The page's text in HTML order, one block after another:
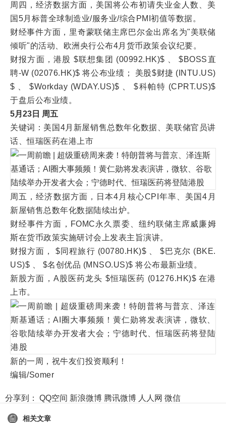
周四，经济数据方面，美国将公布初请失业金人数、美
国5月标普全球制造业/服务业/综合PMI初值等数据。
财经事件方面，里奇蒙联储主席巴尔金出席名为"美联储
倾听"的活动、欧洲央行公布4月货币政策会议纪要。
财报方面，港股 $联想集团 (00992.HK)$ 、 $BOSS直
聘-W (02076.HK)$ 将公布业绩； 美股$财捷 (INTU.US)
$ 、 $Workday (WDAY.US)$ 、 $科帕特 (CPRT.US)$
于盘后公布业绩。
5月23日 周五
关键词：美国4月新屋销售总数年化数据、美联储官员讲
话、恒瑞医药在港上市
周五，经济数据方面，日本4月核心CPI年率、美国4月
新屋销售总数年化数据陆续出炉。
财经事件方面，FOMC永久票委、纽约联储主席威廉姆
斯在货币政策实施研讨会上发表主旨演讲。
财报方面， $同程旅行 (00780.HK)$ 、 $巴克尔 (BKE.
US)$ 、 $名创优品 (MNSO.US)$ 将公布最新业绩。
新股方面，A股医药龙头 $恒瑞医药 (01276.HK)$ 在港
上市。
新的一周，祝牛友们投资顺利！
编辑/Somer
分享到： QQ空间 新浪微博 腾讯微博 人人网 微信
相关文章